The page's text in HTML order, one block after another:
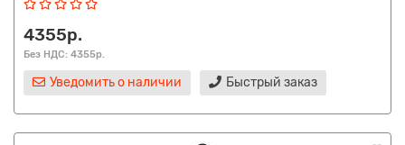
4355р.
Без НДС: 4355р.
Уведомить о наличии Быстрый заказ